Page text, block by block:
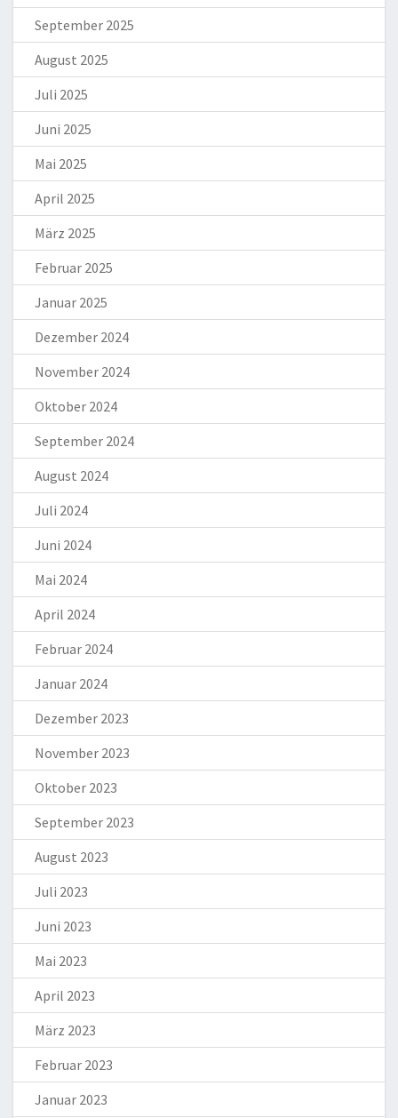
September 2025
August 2025
Juli 2025
Juni 2025
Mai 2025
April 2025
März 2025
Februar 2025
Januar 2025
Dezember 2024
November 2024
Oktober 2024
September 2024
August 2024
Juli 2024
Juni 2024
Mai 2024
April 2024
Februar 2024
Januar 2024
Dezember 2023
November 2023
Oktober 2023
September 2023
August 2023
Juli 2023
Juni 2023
Mai 2023
April 2023
März 2023
Februar 2023
Januar 2023